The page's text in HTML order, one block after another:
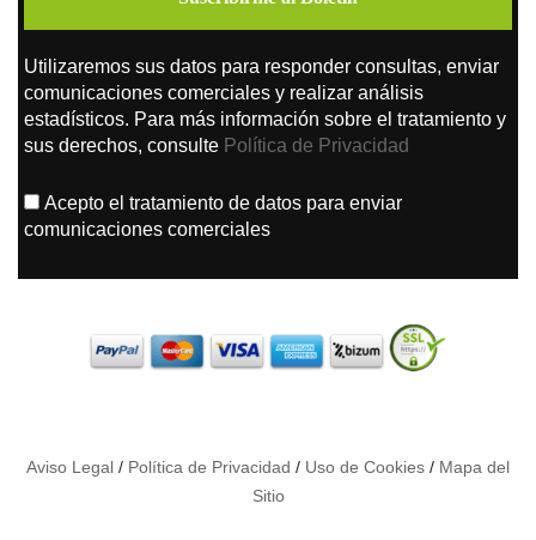
Utilizaremos sus datos para responder consultas, enviar
comunicaciones comerciales y realizar análisis
estadísticos. Para más información sobre el tratamiento y
sus derechos, consulte Política de Privacidad
Acepto el tratamiento de datos para enviar
comunicaciones comerciales
Aviso Legal / Política de Privacidad / Uso de Cookies / Mapa del
Sitio